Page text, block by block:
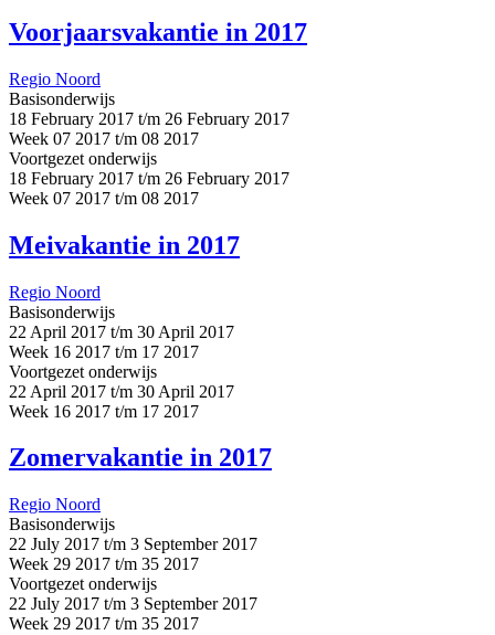
Voorjaarsvakantie in 2017
Regio Noord
Basisonderwijs
18 February 2017 t/m 26 February 2017
Week 07 2017 t/m 08 2017
Voortgezet onderwijs
18 February 2017 t/m 26 February 2017
Week 07 2017 t/m 08 2017
Meivakantie in 2017
Regio Noord
Basisonderwijs
22 April 2017 t/m 30 April 2017
Week 16 2017 t/m 17 2017
Voortgezet onderwijs
22 April 2017 t/m 30 April 2017
Week 16 2017 t/m 17 2017
Zomervakantie in 2017
Regio Noord
Basisonderwijs
22 July 2017 t/m 3 September 2017
Week 29 2017 t/m 35 2017
Voortgezet onderwijs
22 July 2017 t/m 3 September 2017
Week 29 2017 t/m 35 2017